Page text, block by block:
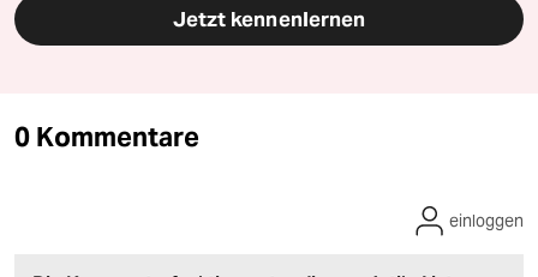
Jetzt kennenlernen
0 Kommentare
einloggen